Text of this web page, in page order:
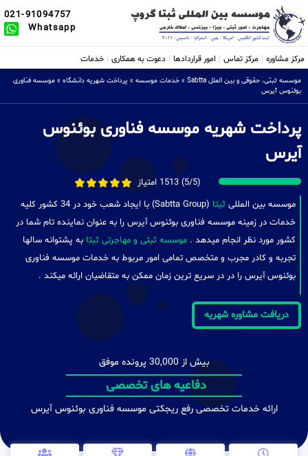
021-91094757
Whatsapp
مرکز مشاوره مرکز تماس امور قراردادها دعوت به همکاری خدمات
موسسه ثبتی، حقوقی و بین الملل Sabtta » خدمات موسسه » پرداخت شهریه دانشگاه » موسسه فناوری
بوئنوس آیرس
پرداخت شهریه موسسه فناوری بوئنوس
آیرس
(5/5) 1513 امتیاز
موسسه بین المللی ثبتا
(Sabtta Group) با ایجاد شعب خود در 34 کشور کلیه
خدمات در زمینه موسسه فناوری بوئنوس آیرس را به عنوان نماینده تام شما در
کشور مورد نظر انجام میدهد . موسسه ثبتی و مهاجرتی ثبتا به پشتوانه سالها
تجربه و کادر مجرب و متخصص تمامی امور مربوط به خدمات موسسه فناوری
بوئنوس آیرس را در در سریع ترین زمان ممکن به متقاضیان ارائه میکند .
دریافت مشاوره شهریه
بیش از 30,000 پرونده موفق
دفاعیه های تخصصی
ارائه خدمات تخصصی رفع ریجکتی موسسه فناوری بوئنوس آیرس